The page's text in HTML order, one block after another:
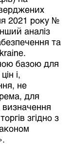
2021 року №
аналіз
та
базою для
і,
не
для
визначення
згідно з